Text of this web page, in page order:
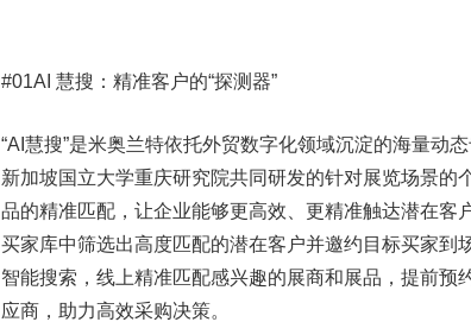
#01AI 慧搜：精准客户的“探测器”
“AI慧搜”是米奥兰特依托外贸数字化领域沉淀的海量动
新加坡国立大学重庆研究院共同研发的针对展览场景的
品的精准匹配，让企业能够更高效、更精准触达潜在客
买家库中筛选出高度匹配的潜在客户并邀约目标买家到
智能搜索，线上精准匹配感兴趣的展商和展品，提前预
应商，助力高效采购决策。